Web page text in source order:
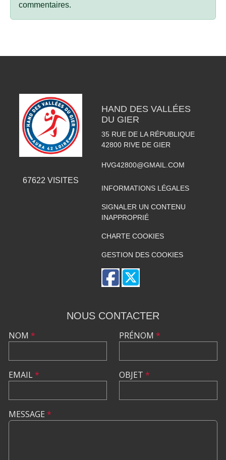
commentaires.
67622 VISITES
HAND DES VALLÉES
DU GIER
35 RUE DE LA RÉPUBLIQUE
42800 RIVE DE GIER
HVG42800@GMAIL.COM
INFORMATIONS LÉGALES
SIGNALER UN CONTENU
INAPPROPRIÉ
CHARTE COOKIES
GESTION DES COOKIES
NOUS CONTACTER
NOM *
EMAIL*
PRÉNOM *
OBJET *
MESSAGE *